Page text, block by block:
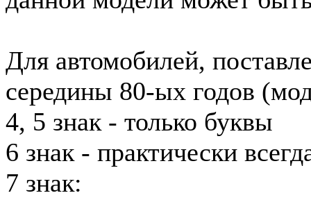
Для автомобилей,
середины 80-ых годов
4, 5 знак - только буквы
6 знак - практически
7 знак: